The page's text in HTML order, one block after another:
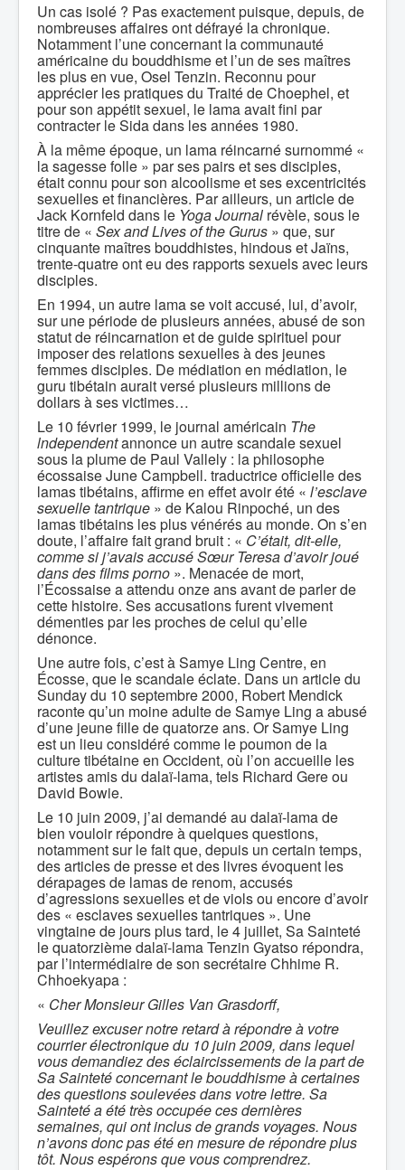
Un cas isolé ? Pas exactement puisque, depuis, de
nombreuses affaires ont défrayé la chronique.
Notamment l’une concernant la communauté
américaine du bouddhisme et l’un de ses maîtres
les plus en vue, Osel Tenzin. Reconnu pour
apprécier les pratiques du Traité de Choephel, et
pour son appétit sexuel, le lama avait fini par
contracter le Sida dans les années 1980.
À la même époque, un lama réincarné surnommé «
la sagesse folle » par ses pairs et ses disciples,
était connu pour son alcoolisme et ses excentricités
sexuelles et financières. Par ailleurs, un article de
Jack Kornfeld dans le Yoga Journal révèle, sous le
titre de « Sex and Lives of the Gurus » que, sur
cinquante maîtres bouddhistes, hindous et Jaïns,
trente-quatre ont eu des rapports sexuels avec leurs
disciples.
En 1994, un autre lama se voit accusé, lui, d’avoir,
sur une période de plusieurs années, abusé de son
statut de réincarnation et de guide spirituel pour
imposer des relations sexuelles à des jeunes
femmes disciples. De médiation en médiation, le
guru tibétain aurait versé plusieurs millions de
dollars à ses victimes…
Le 10 février 1999, le journal américain The
lndependentannonce un autre scandale sexuel
sous la plume de Paul Vallely : la philosophe
écossaise June Campbell. traductrice officielle des
lamas tibétains, affirme en effet avoir été « l’esclave
sexuelle tantrique » de Kalou Rinpoché, un des
lamas tibétains les plus vénérés au monde. On s’en
doute, l’affaire fait grand bruit : « C’était, dit-elle,
comme si j’avais accusé Sœur Teresa d’avoir joué
dans des films porno ». Menacée de mort,
l’Écossaise a attendu onze ans avant de parler de
cette histoire. Ses accusations furent vivement
démenties par les proches de celui qu’elle
dénonce.
Une autre fois, c’est à Samye Ling Centre, en
Écosse, que le scandale éclate. Dans un article du
Sunday du 10 septembre 2000, Robert Mendick
raconte qu’un moine adulte de Samye Ling a abusé
d’une jeune fille de quatorze ans. Or Samye Ling
est un lieu considéré comme le poumon de la
culture tibétaine en Occident, où l’on accueille les
artistes amis du dalaï-lama, tels Richard Gere ou
David Bowie.
Le 10 juin 2009, j’ai demandé au dalaï-lama de
bien vouloir répondre à quelques questions,
notamment sur le fait que, depuis un certain temps,
des articles de presse et des livres évoquent les
dérapages de lamas de renom, accusés
d’agressions sexuelles et de viols ou encore d’avoir
des « esclaves sexuelles tantriques ». Une
vingtaine de jours plus tard, le 4 juillet, Sa Sainteté
le quatorzième dalaï-lama Tenzin Gyatso répondra,
par l’intermédiaire de son secrétaire Chhime R.
Chhoekyapa :
« Cher Monsieur Gilles Van Grasdorff,
Veuillez excuser notre retard à répondre à votre
courrier électronique du 10 juin 2009, dans lequel
vous demandiez des éclaircissements de la part de
Sa Sainteté concernant le bouddhisme à certaines
des questions soulevées dans votre lettre. Sa
Sainteté a été très occupée ces dernières
semaines, qui ont inclus de grands voyages. Nous
n’avons donc pas été en mesure de répondre plus
tôt. Nous espérons que vous comprendrez.